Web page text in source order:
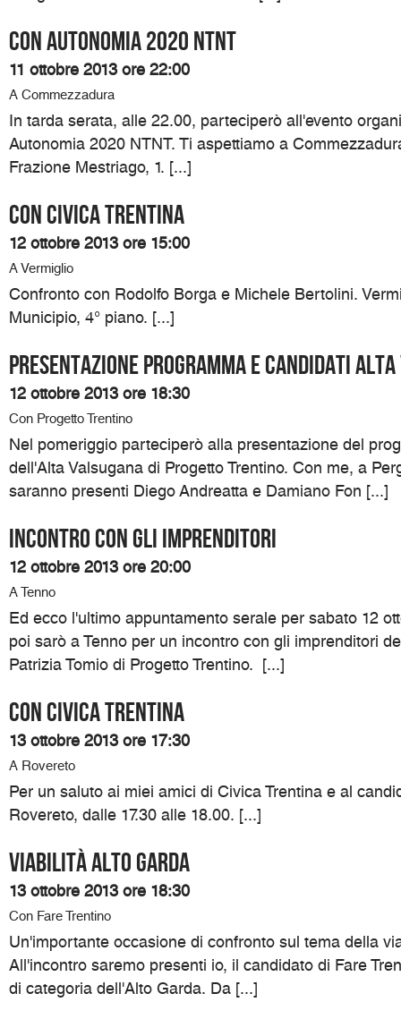
Con Autonomia 2020 NTNT
11 ottobre 2013 ore 22:00
A Commezzadura
In tarda serata, alle 22.00, parteciperò all'evento
Autonomia 2020 NTNT. Ti aspettiamo a
Frazione Mestriago, 1. [...]
Con Civica Trentina
12 ottobre 2013 ore 15:00
A Vermiglio
Confronto con Rodolfo Borga e Michele Bertolini.
Municipio, 4° piano. [...]
Presentazione programma e candidati Alta
12 ottobre 2013 ore 18:30
Con Progetto Trentino
Nel pomeriggio parteciperò alla presentazione del
dell'Alta Valsugana di Progetto Trentino. Con me, a
saranno presenti Diego Andreatta e Damiano Fon [...]
Incontro con gli imprenditori
12 ottobre 2013 ore 20:00
A Tenno
Ed ecco l'ultimo appuntamento serale per sabato 12
poi sarò a Tenno per un incontro con gli imprenditori
Patrizia Tomio di Progetto Trentino. [...]
Con Civica Trentina
13 ottobre 2013 ore 17:30
A Rovereto
Per un saluto ai miei amici di Civica Trentina e al
Rovereto, dalle 17.30 alle 18.00. [...]
Viabilità Alto Garda
13 ottobre 2013 ore 18:30
Con Fare Trentino
Un'importante occasione di confronto sul tema della
All'incontro saremo presenti io, il candidato di Fare
di categoria dell'Alto Garda. Da [...]